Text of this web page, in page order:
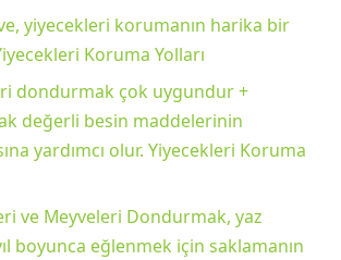
yiyecekleri korumanın harika bir
Koruma Yolları
dondurmak çok uygundur +
değerli besin maddelerinin
yardımcı olur. Yiyecekleri Koruma
ve Meyveleri Dondurmak, yaz
boyunca eğlenmek için saklamanın